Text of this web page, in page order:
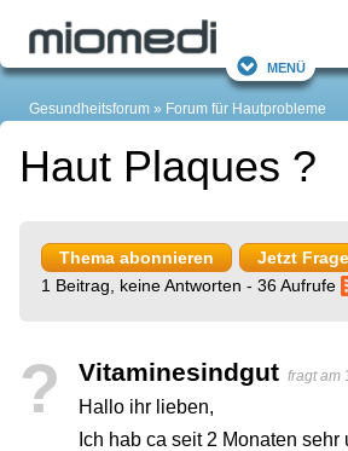
Menü
Gesundheitsforum Forum für Hautprobleme
Haut Plaques ?
Thema abonnieren
Jetzt
1 Beitrag, keine Antworten - 36 Aufrufe
? Vitaminesindgut fragt am
Hallo ihr lieben,
Ich hab ca seit 2 Monaten